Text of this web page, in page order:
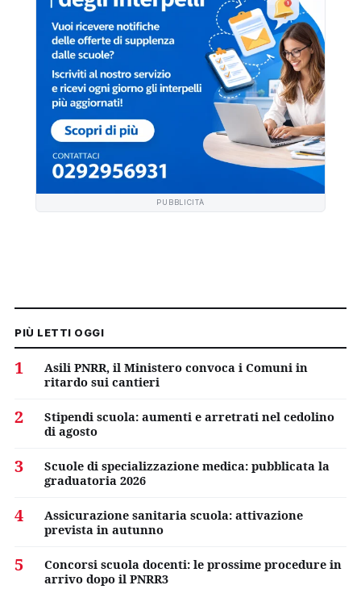
PUBBLICITÀ
PIÙ LETTI OGGI
1
Asili PNRR, il Ministero convoca i Comuni in
ritardo sui cantieri
2
Stipendi scuola: aumenti e arretrati nel cedolino
di agosto
3
Scuole di specializzazione medica: pubblicata la
graduatoria 2026
4
Assicurazione sanitaria scuola: attivazione
prevista in autunno
5
Concorsi scuola docenti: le prossime procedure in
arrivo dopo il PNRR3